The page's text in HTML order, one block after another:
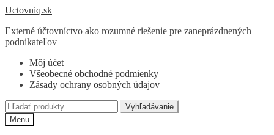
Preskočiť
navigáciu
Preskočiť
obsah
Uctovniq.sk
Externé účtovníctvo ako rozumné riešenie pre zaneprázdnených
podnikateľov
Môj účet
Všeobecné obchodné podmienky
Zásady ochrany osobných údajov
Hľadať:
Vyhľadávanie
Menu